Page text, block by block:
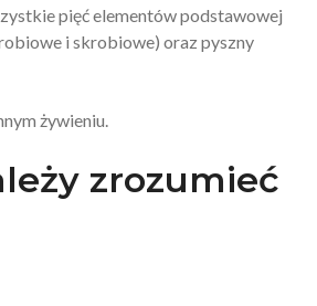
pięć elementów podstawowej
i skrobiowe) oraz pyszny
żywieniu.
zrozumieć